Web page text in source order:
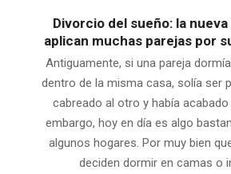
Divorcio del sueño: la
aplican muchas parejas por
Antiguamente, si una pareja
dentro de la misma casa, solía ser
cabreado al otro y había
embargo, hoy en día es algo
algunos hogares. Por muy bien
deciden dormir en camas o